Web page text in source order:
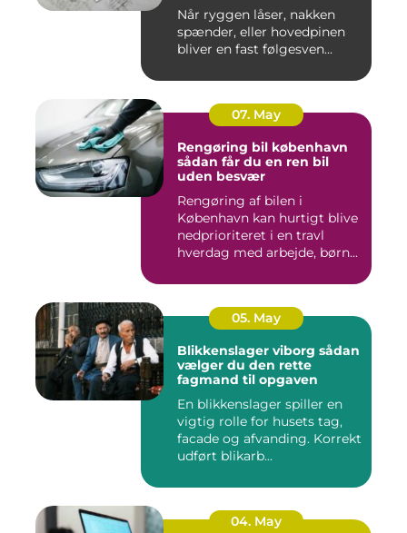
Når ryggen låser, nakken
spænder, eller hovedpinen
bliver en fast følgesven...
07. May
Rengøring bil københavn
sådan får du en ren bil
uden besvær
Rengøring af bilen i
København kan hurtigt blive
nedprioriteret i en travl
hverdag med arbejde, børn...
05. May
Blikkenslager viborg sådan
vælger du den rette
fagmand til opgaven
En blikkenslager spiller en
vigtig rolle for husets tag,
facade og afvanding. Korrekt
udført blikarb...
04. May